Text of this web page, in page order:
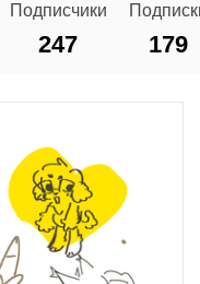
Подписчики
247 179